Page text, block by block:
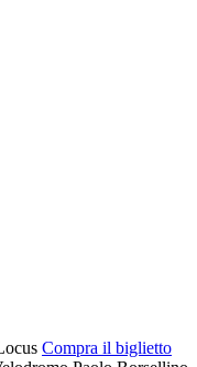
Compra il biglietto